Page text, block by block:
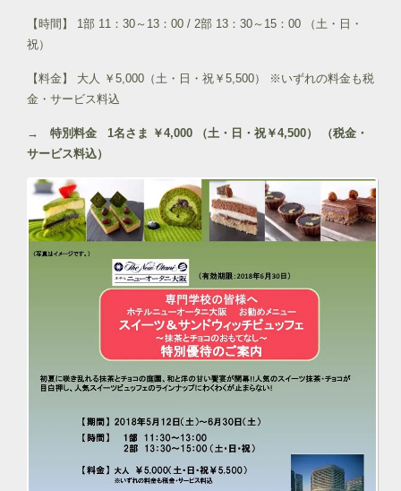
【時間】 1部 11：30～13：00 / 2部 13：30～15：00 （土・日・
祝）
【料金】 大人 ￥5,000（土・日・祝￥5,500） ※いずれの料金も税
金・サービス料込
→ 特別料金 1名さま ￥4,000 （土・日・祝￥4,500） （税金・
サービス料込）